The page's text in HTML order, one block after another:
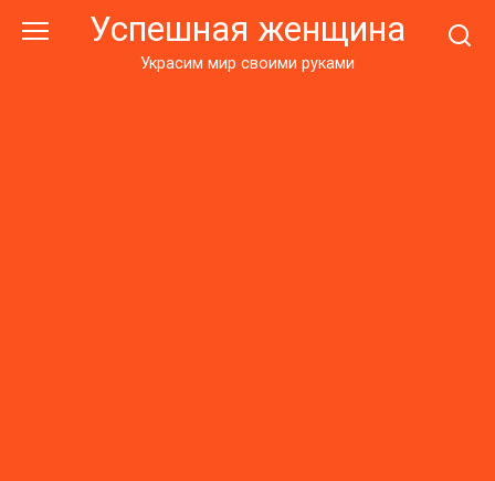
Успешная женщина
Украсим мир своими руками